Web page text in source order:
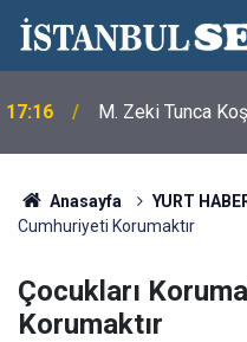
17:16 M. Zeki Tunca
Anasayfa YURT
Cumhuriyeti Korumaktır
Çocukları
Korumaktır